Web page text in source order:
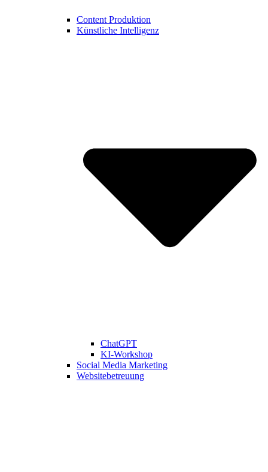
Content Produktion
Künstliche Intelligenz
ChatGPT
KI-Workshop
Social Media Marketing
Websitebetreuung